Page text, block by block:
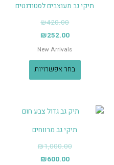
תיקי גב מעוצבים לסטודנטים
₪420.00
₪252.00
New Arrivals
בחר אפשרויות
תיקי גב מרווחים
₪1,000.00
₪600.00